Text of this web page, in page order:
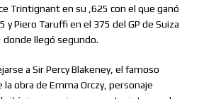
Trintignant en su ,625 con el que ganó
y Piero Taruffi en el 375 del GP de Suiza
llegó segundo.
a Sir Percy Blakeney, el famoso
la obra de Emma Orczy, personaje